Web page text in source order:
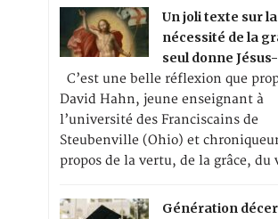
Un joli texte sur la
nécessité de la
seul donne
C’est une belle réflexion que
David Hahn, jeune enseignant à
l’université des Franciscains de
Steubenville (Ohio) et
propos de la vertu, de la grâce, du
Génération